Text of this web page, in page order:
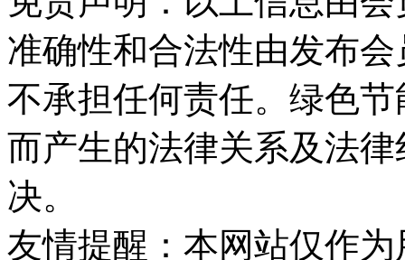
准确性和合法性由发布
不承担任何责任。绿色
而产生的法律关系及法
决。
友情提醒：本网站仅作